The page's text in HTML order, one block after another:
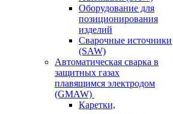
Оборудование для
позиционирования
изделий
Сварочные источники
(SAW)
Автоматическая сварка в
защитных газах
плавящимся электродом
(GMAW)
Каретки,